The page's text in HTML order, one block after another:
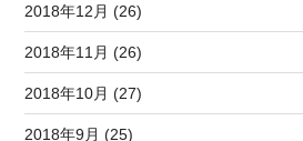
2018年12月 (26)
2018年11月 (26)
2018年10月 (27)
2018年9月 (25)